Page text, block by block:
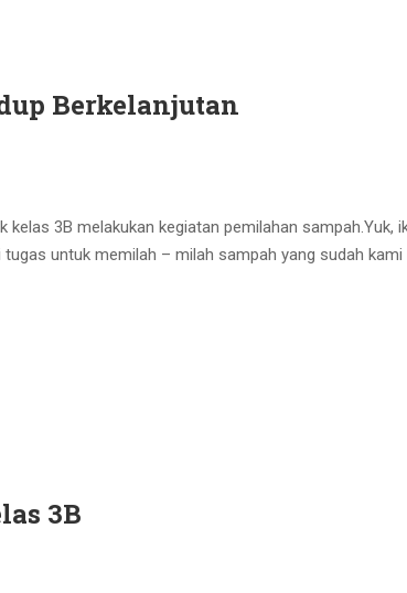
Berkelanjutan
3B melakukan kegiatan pemilahan sampah.Yuk,
untuk memilah – milah sampah yang sudah kami
3B